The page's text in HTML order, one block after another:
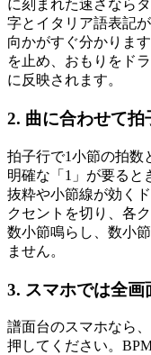
に刻まれた速さなら
字とイタリア語表記
向かがすぐ分かりま
を止め、おもりをド
に反映されます。
2. 曲に合わせて拍
拍子行で1小節の拍数
明確な「1」が要る
抜粋や小節線が効く
クセントを切り、各
数小節鳴らし、数小
ません。
3. スマホでは全画
譜面台のスマホなら
押してください。